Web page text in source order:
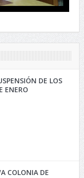
DE LOS
ENERO
COLONIA DE